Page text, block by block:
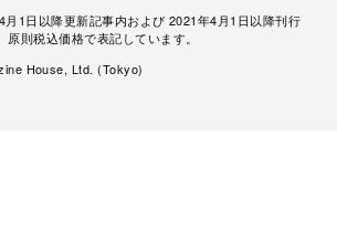
月1日以降更新記事内および 2021年4月1日以降刊行
則税込価格で表記しています。
House, Ltd. (Tokyo)